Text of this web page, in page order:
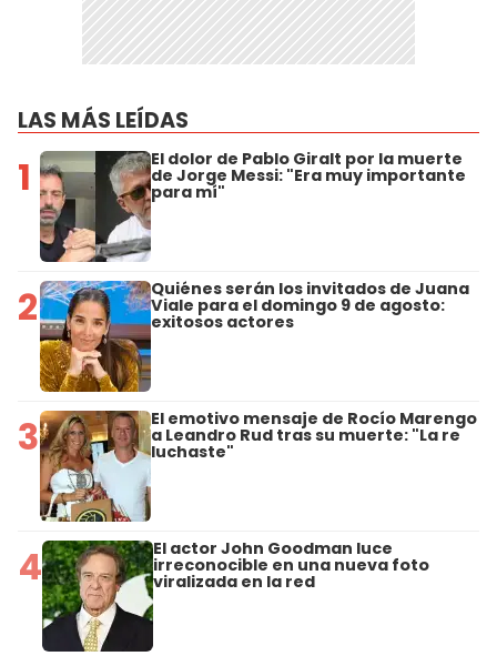
LAS MÁS LEÍDAS
1 El dolor de Pablo Giralt por la muerte
de Jorge Messi: "Era muy importante
para mí"
2 Quiénes serán los invitados de Juana
Viale para el domingo 9 de agosto:
exitosos actores
3 El emotivo mensaje de Rocío Marengo
a Leandro Rud tras su muerte: "La re
luchaste"
4 El actor John Goodman luce
irreconocible en una nueva foto
viralizada en la red